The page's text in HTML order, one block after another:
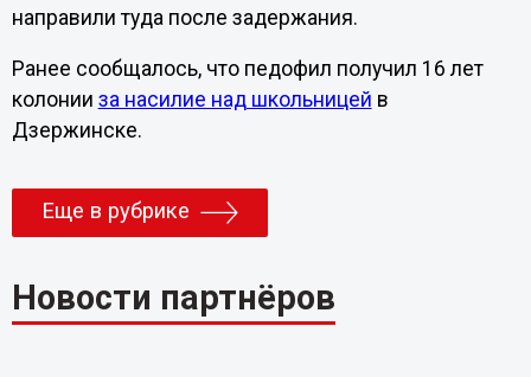
направили туда после задержания.
Ранее сообщалось, что педофил получил 16 лет
колонии за насилие над школьницей в
Дзержинске.
Еще в рубрике
Новости партнёров